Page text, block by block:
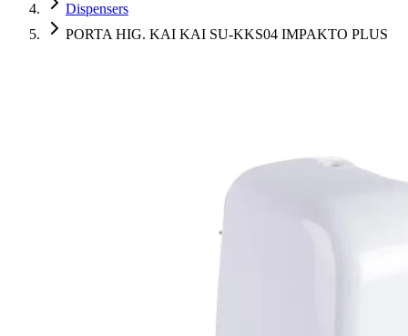
Dispensers
PORTA HIG. KAI KAI SU-KKS04 IMPAKTO PLUS